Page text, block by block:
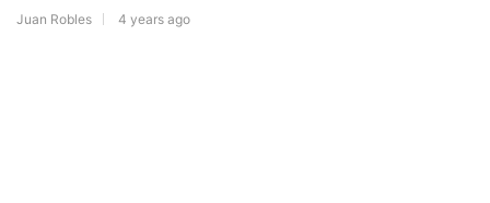
Juan Robles 4 years ago